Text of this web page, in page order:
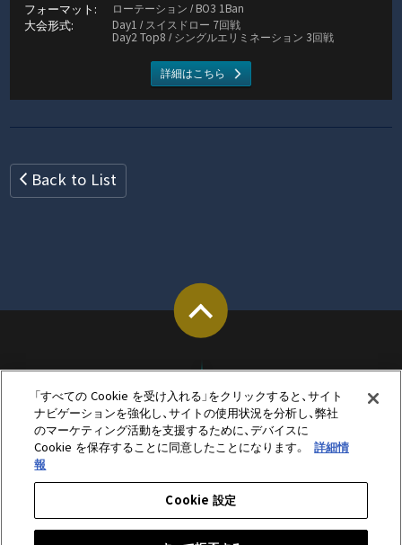
ローテーション / BO3 1Ban
Day1 / スイスドロー 7回戦
Day2 Top8 / シングルエリミネーション 3回戦
詳細はこちら
Back to List
「すべての Cookie を受け入れる」をクリックすると、サイト
ナビゲーションを強化し、サイトの使用状況を分析し、弊社
のマーケティング活動を支援するために、デバイスに
Cookie を保存することに同意したことになります。
詳細情
報
Cookie 設定